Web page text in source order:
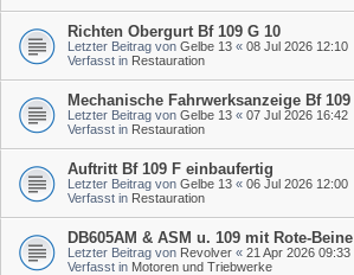
Richten Obergurt Bf 109 G 10
Letzter Beitrag von Gelbe 13 « 08 Jul 2026 12:10
Verfasst in Restauration
Mechanische Fahrwerksanzeige Bf 109
Letzter Beitrag von Gelbe 13 « 07 Jul 2026 16:42
Verfasst in Restauration
Auftritt Bf 109 F einbaufertig
Letzter Beitrag von Gelbe 13 « 06 Jul 2026 12:00
Verfasst in Restauration
DB605AM & ASM u. 109 mit Rote-Beine
Letzter Beitrag von Revolver « 21 Apr 2026 09:33
Verfasst in Motoren und Triebwerke